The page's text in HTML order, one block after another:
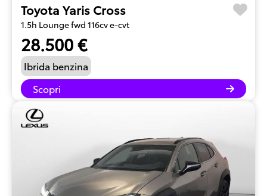
Toyota Yaris Cross
1.5h Lounge fwd 116cv e-cvt
28.500 €
Ibrida benzina
Scopri